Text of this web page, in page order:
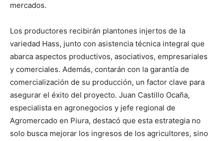
mercados.
Los productores recibirán plantones injertos de la
variedad Hass, junto con asistencia técnica integral que
abarca aspectos productivos, asociativos, empresariales
y comerciales. Además, contarán con la garantía de
comercialización de su producción, un factor clave para
asegurar el éxito del proyecto. Juan Castillo Ocaña,
especialista en agronegocios y jefe regional de
Agromercado en Piura, destacó que esta estrategia no
solo busca mejorar los ingresos de los agricultores, sino